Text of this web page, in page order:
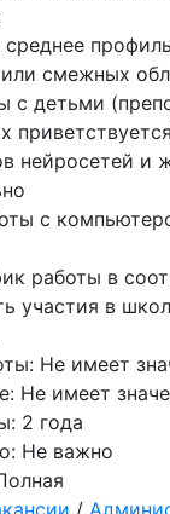
смежных
с детьми
нейросетей и
с
работы в
участия в
Не имеет
Не имеет
2 года
Не важно
/